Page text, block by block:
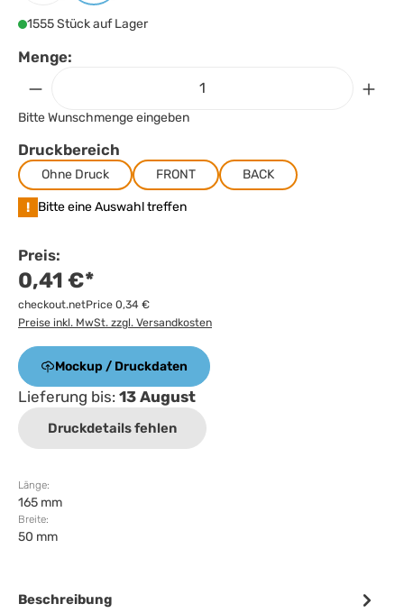
1555 Stück auf Lager
Menge:
Bitte Wunschmenge eingeben
Druckbereich
Ohne Druck FRONT BACK
! Bitte eine Auswahl treffen
Preis:
0,41 €*
checkout.netPrice 0,34 €
Preise inkl. MwSt. zzgl. Versandkosten
Mockup / Druckdaten
Lieferung bis: 13 August
Druckdetails fehlen
Länge:
165 mm
Breite:
50 mm
Beschreibung